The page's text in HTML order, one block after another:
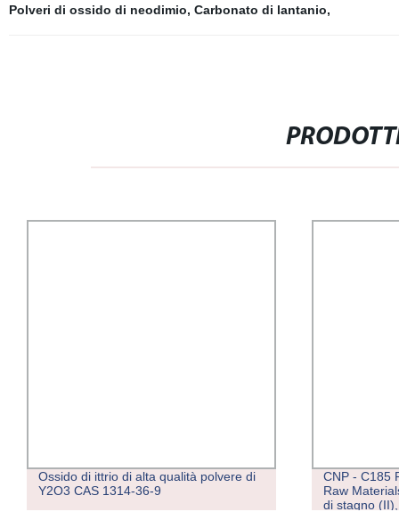
Polveri di ossido di neodimio, Carbonato di lantanio,
Ossido di ittrio di alta qualità polvere di
Y2O3 CAS 1314-36-9
CNP - C185
Raw
di stagno